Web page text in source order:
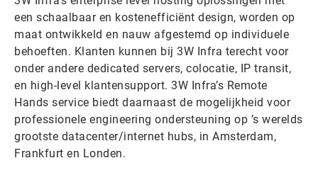
een schaalbaar en kostenefficiënt design, worden op
maat ontwikkeld en nauw afgestemd op individuele
behoeften. Klanten kunnen bij 3W Infra terecht voor
onder andere dedicated servers, colocatie, IP transit,
en high-level klantensupport. 3W Infra’s Remote
Hands service biedt daarnaast de mogelijkheid voor
professionele engineering ondersteuning op ’s werelds
grootste datacenter/internet hubs, in Amsterdam,
Frankfurt en Londen.